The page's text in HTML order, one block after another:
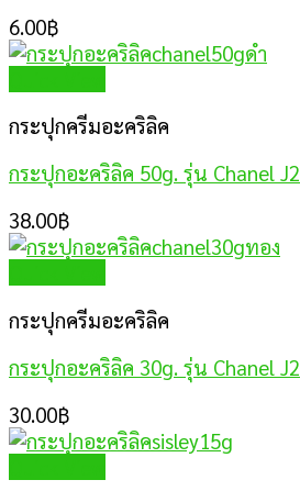
6.00฿
กระปุกครีมอะคริลิค
กระปุกอะคริลิค 50g. รุ่น Chanel J2
38.00฿
กระปุกครีมอะคริลิค
กระปุกอะคริลิค 30g. รุ่น Chanel J2
30.00฿